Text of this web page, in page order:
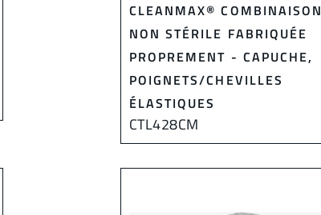
CLEANMAX® COMBINAISON
NON STÉRILE FABRIQUÉE
PROPREMENT - CAPUCHE,
POIGNETS/CHEVILLES
ÉLASTIQUES
CTL428CM